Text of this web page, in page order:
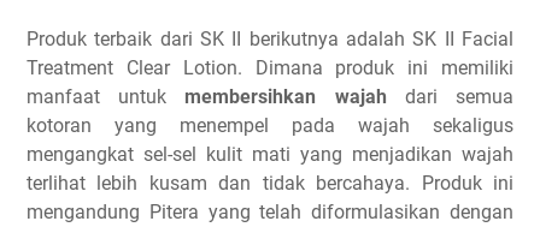
Produk terbaik dari SK II berikutnya adalah SK II Facial
Treatment Clear Lotion. Dimana produk ini memiliki
manfaat untuk membersihkan wajah dari semua
kotoran yang menempel pada wajah sekaligus
mengangkat sel-sel kulit mati yang menjadikan wajah
terlihat lebih kusam dan tidak bercahaya. Produk ini
mengandung Pitera yang telah diformulasikan dengan